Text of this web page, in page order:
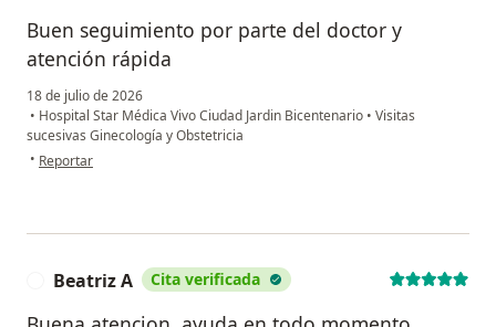
Buen seguimiento por parte del doctor y
atención rápida
18 de julio de 2026
• Hospital Star Médica Vivo Ciudad Jardin Bicentenario • Visitas
sucesivas Ginecología y Obstetricia
• en opinión del usuario N.E.G.O
Reportar
Beatriz A Cita verificada